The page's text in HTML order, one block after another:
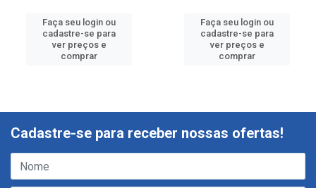
Faça seu login ou
cadastre-se para
ver preços e
comprar
Faça seu login ou
cadastre-se para
ver preços e
comprar
Cadastre-se para receber nossas ofertas!